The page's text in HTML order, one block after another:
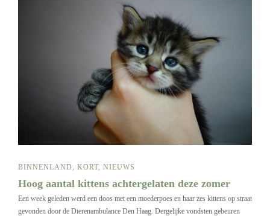
BINNENLAND KORT NIEUWS
Hoog aantal kittens achtergelaten deze zomer
Een week geleden werd een doos met een moederpoes en haar zes kittens op straat
gevonden door de Dierenambulance Den Haag. Dergelijke vondsten gebeuren